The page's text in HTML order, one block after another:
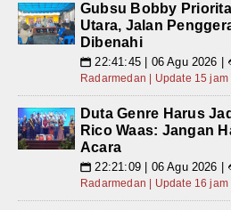
Gubsu Bobby
Utara, Jalan
Dibenahi
📅 22:41:45 | 06 Agu 2026
Radarmedan | Update 15
Duta Genre Harus
Rico Waas: Jangan
Acara
📅 22:21:09 | 06 Agu 2026
Radarmedan | Update 16